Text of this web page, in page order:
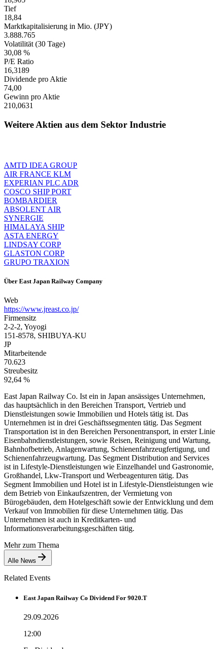
Tief
18,84
Marktkapitalisierung in Mio. (JPY)
3.888.765
Volatilität (30 Tage)
30,08 %
P/E Ratio
16,3189
Dividende pro Aktie
74,00
Gewinn pro Aktie
210,0631
Weitere Aktien aus dem Sektor Industrie
AMTD IDEA GROUP
AIR FRANCE KLM
EXPERIAN PLC ADR
COSCO SHIP PORT
BOMBARDIER
ABSOLENT AIR
SYNERGIE
HIMALAYA SHIP
ASTA ENERGY
LINDSAY CORP
GLASTON CORP
GRUPO TRAXION
Über East Japan Railway Company
Web
https://www.jreast.co.jp/
Firmensitz
2-2-2, Yoyogi
151-8578, SHIBUYA-KU
JP
Mitarbeitende
70.623
Streubesitz
92,64 %
East Japan Railway Co. Ist ein in Japan ansässiges Unternehmen,
das hauptsächlich in den Bereichen Transport, Vertrieb und
Dienstleistungen sowie Immobilien und Hotels tätig ist. Das
Unternehmen ist in drei Geschäftssegmenten tätig. Das Segment
Transportation ist in den Bereichen Personentransport, in erster Linie
Eisenbahndienstleistungen, sowie Reisen, Reinigung und Wartung,
Bahnhofbetrieb, Anlagenwartung, Schienenfahrzeugfertigung, und
Schienenfahrzeugwartung. Das Segment Distribution and Services
ist in Lifestyle-Dienstleistungen wie Einzelhandel und Gastronomie,
Großhandel, Lkw-Transport und Werbeagenturen tätig. Das
Segment Immobilien und Hotel ist in Lifestyle-Dienstleistungen wie
dem Betrieb von Einkaufszentren, der Vermietung von
Bürogebäuden, dem Hotelgeschäft sowie der Entwicklung und dem
Verkauf von Immobilien für diese Unternehmen tätig. Das
Unternehmen ist auch in Kreditkarten- und
Informationsverarbeitungsgeschäften tätig.
Mehr zum Thema
Alle News
Related Events
East Japan Railway Co Dividend For 9020.T
29.09.2026
12:00